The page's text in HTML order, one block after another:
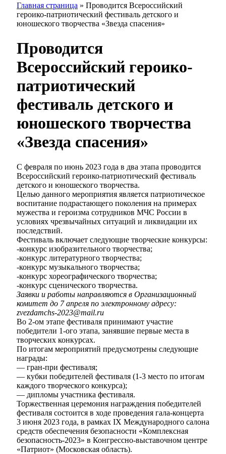
Главная страница » Проводится Всероссийский
героико-патриотический фестиваль детского и
юношеского творчества «Звезда спасения»
Проводится
Всероссийский героико-
патриотический
фестиваль детского и
юношеского творчества
«Звезда спасения»
С февраля по июнь 2023 года в два этапа проводится
Всероссийский героико-патриотический фестиваль
детского и юношеского творчества.
Целью данного мероприятия является патриотическое
воспитание подрастающего поколения на примерах
мужества и героизма сотрудников МЧС России в
условиях чрезвычайных ситуаций и ликвидации их
последствий.
Фестиваль включает следующие творческие конкурсы:
-конкурс изобразительного творчества;
-конкурс литературного творчества;
-конкурс музыкального творчества;
-конкурс хореографического творчества;
-конкурс сценического творчества.
Заявки и работы направляются в Организационный
комитет до 7 апреля по электронному адресу:
zvezdamchs-2023@mail.ru
Во 2-ом этапе фестиваля принимают участие
победители 1-ого этапа, занявшие первые места в
творческих конкурсах.
По итогам мероприятий предусмотрены следующие
награды:
— гран-при фестиваля;
— кубки победителей фестиваля (1-3 место по итогам
каждого творческого конкурса);
— дипломы участника фестиваля.
Торжественная церемония награждения победителей
фестиваля состоится в ходе проведения гала-концерта
3 июня 2023 года, в рамках IX Международного салона
средств обеспечения безопасности «Комплексная
безопасность-2023» в Конгрессно-выставочном центре
«Патриот» (Московская область).